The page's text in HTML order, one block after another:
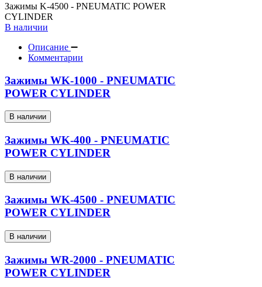
Зажимы K-4500 - PNEUMATIC POWER
CYLINDER
В наличии
Описание
Комментарии
Зажимы WK-1000 - PNEUMATIC
POWER CYLINDER
В наличии
Зажимы WK-400 - PNEUMATIC
POWER CYLINDER
В наличии
Зажимы WK-4500 - PNEUMATIC
POWER CYLINDER
В наличии
Зажимы WR-2000 - PNEUMATIC
POWER CYLINDER